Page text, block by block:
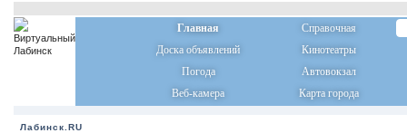
Главная
Справочная
Доска объявлений
Кинотеатры
Погода
Автовокзал
Веб-камера
Карта города
Лабинск.RU